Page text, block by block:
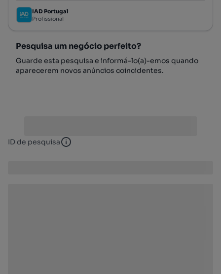
IAD Portugal
Profissional
Pesquisa um negócio perfeito?
Guarde esta pesquisa e informá-lo(a)-emos quando
aparecerem novos anúncios coincidentes.
ID de pesquisa ID de pesquisa